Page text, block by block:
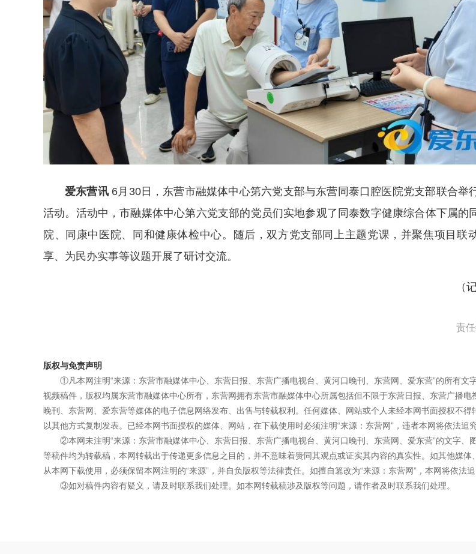
爱东营讯6月30日，东营市融媒体中心第六党支部与东营同泰口腔医院党支部联合举
活动。活动中，市融媒体中心第六党支部的党员们实地参观了同泰数字健康综合体下属的
院、同康中医院、同和健康体检中心。随后，双方党支部同上主题党课，并聚焦项目联
享、为民办实事等议题开展了研讨交流。
（
责
版权与免责声明
①凡本网注明“来源：东营市融媒体中心、东营日报、东营广播电视台、黄河口晚刊、东营网、爱东营”的所有文
视频稿件，版权均属东营市融媒体中心所有，东营网拥有东营市融媒体中心所属包括但不限于东营日报、东营广播电
晚刊、东营网、爱东营等媒体的电子信息网络发布、出售与转载权利。任何媒体、网站或个人未经本网书面授权不得
以其他方式复制发表。已经本网书面授权的媒体、网站，在下载使用时必须注明“来源：东营网”，违者本网将依法追究
②本网未注明“来源：东营市融媒体中心、东营日报、东营广播电视台、黄河口晚刊、东营网、爱东营”的文字、
等稿件均为转载稿，本网转载出于传递更多信息之目的，并不意味着赞同其观点或证实其内容的真实性。如其他媒体
从本网下载使用，必须保留本网注明的“来源”，并自负版权等法律责任。如擅自篡改为“来源：东营网”，本网将依法追
③如对稿件内容有疑义，请及时联系我们处理。如本网转载稿涉及版权等问题，请作者及时联系我们处理。